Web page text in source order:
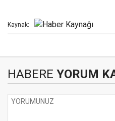
Kaynak:
HABERE YORUM